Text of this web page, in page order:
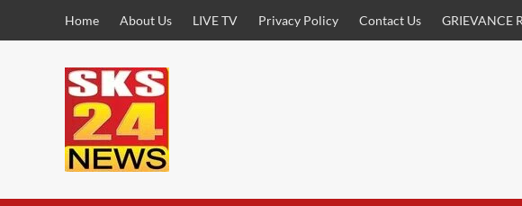
Home About Us LIVE TV Privacy Policy Contact Us GRIEVANCE